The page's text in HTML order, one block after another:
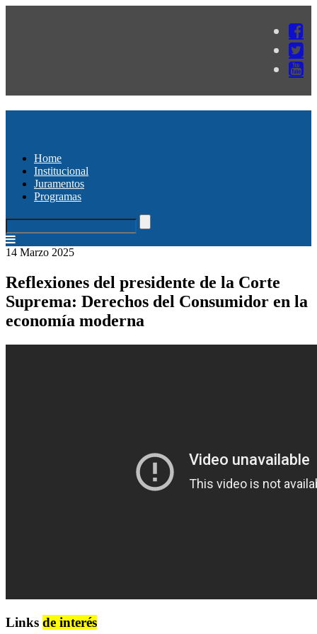
Home
Institucional
Juramentos
Programas
14 Marzo 2025
Reflexiones del presidente de la Corte
Suprema: Derechos del Consumidor en la
economía moderna
Links de interés